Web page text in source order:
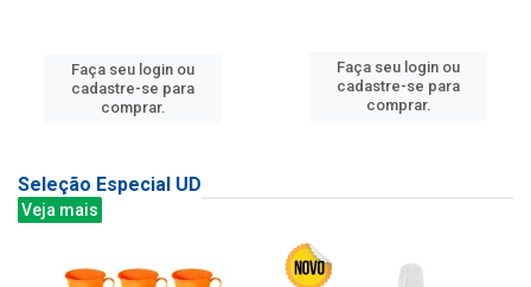
Faça seu login ou
cadastre-se para
comprar.
Faça seu login ou
cadastre-se para
comprar.
Seleção Especial UD
Veja mais